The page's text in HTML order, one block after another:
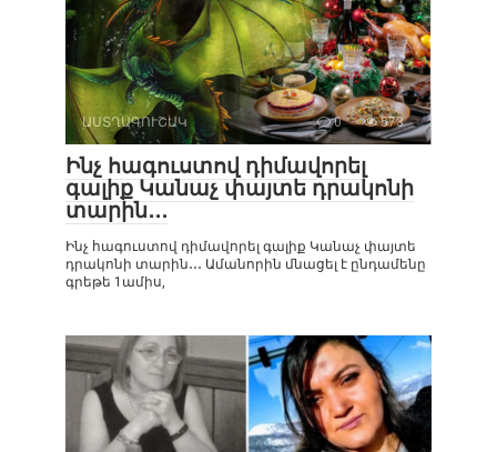
ԱՍՏՂԱԳՈՒՇԱԿ 0 573
Ինչ հագուստով դիմավորել
գալիք Կանաչ փայտե դրակոնի
տարին․․․
Ինչ հագուստով դիմավորել գալիք Կանաչ փայտե
դրակոնի տարին․․․ Ամանորին մնացել է ընդամենը
գրեթե 1ամիս,